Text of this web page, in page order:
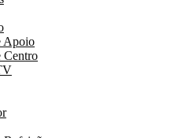
Apoio
Centro